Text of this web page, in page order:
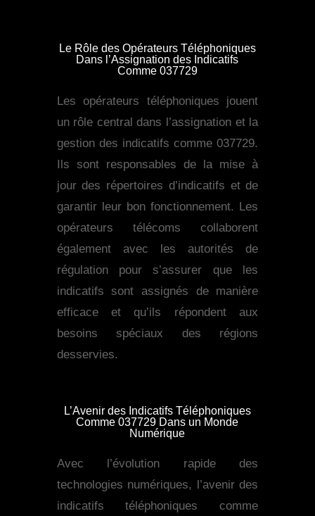
Le Rôle des Opérateurs Téléphoniques
Dans l’Assignation des Indicatifs
Comme 037729
Les opérateurs téléphoniques jouent
un rôle central dans l’assignation et la
gestion des indicatifs comme 037729.
Ils sont responsables de la mise à
jour des répertoires d’indicatifs et de
garantir leur bon fonctionnement. Les
opérateurs télécoms collaborent
également avec les autorités de
régulation pour s’assurer que les
indicatifs sont assignés de manière
efficace et qu’ils répondent aux
besoins spéciaux des régions
desservies.
L’Avenir des Indicatifs Téléphoniques
Comme 037729 Dans un Monde
Numérique
Avec l’évolution rapide des
technologies numériques, l’avenir des
indicatifs téléphoniques comme